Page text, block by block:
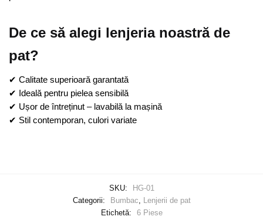
De ce să alegi lenjeria noastră de
pat?
✔ Calitate superioară garantată
✔ Ideală pentru pielea sensibilă
✔ Ușor de întreținut – lavabilă la mașină
✔ Stil contemporan, culori variate
SKU:
HG-01
Categorii:
Bumbac, Lenjerii de pat
Etichetă:
6 Piese